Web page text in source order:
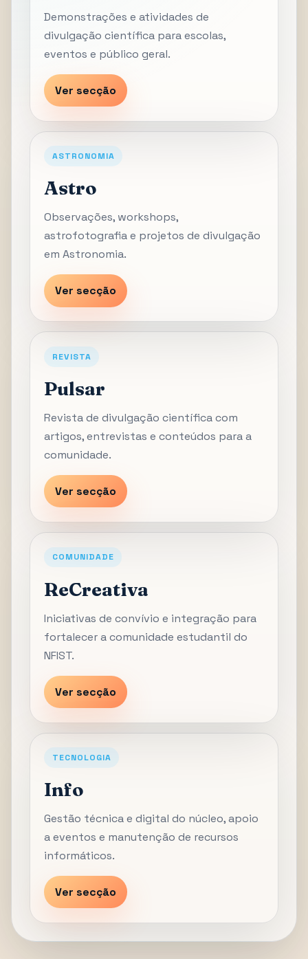
Demonstrações e atividades de
divulgação científica para escolas,
eventos e público geral.
Ver secção
ASTRONOMIA
Astro
Observações, workshops,
astrofotografia e projetos de divulgação
em Astronomia.
Ver secção
REVISTA
Pulsar
Revista de divulgação científica com
artigos, entrevistas e conteúdos para a
comunidade.
Ver secção
COMUNIDADE
ReCreativa
Iniciativas de convívio e integração para
fortalecer a comunidade estudantil do
NFIST.
Ver secção
TECNOLOGIA
Info
Gestão técnica e digital do núcleo, apoio
a eventos e manutenção de recursos
informáticos.
Ver secção